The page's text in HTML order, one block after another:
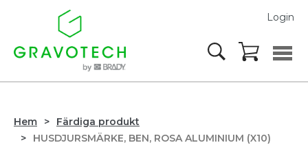
Login
Hem
Färdiga produkt
HUSDJURSMÄRKE, BEN, ROSA ALUMINIUM (X10)